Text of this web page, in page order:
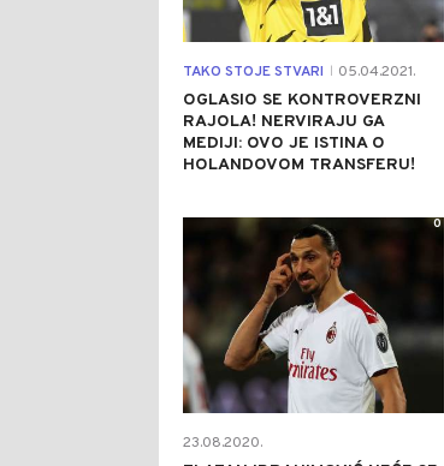
TAKO STOJE STVARI 05.04.2021.
OGLASIO SE KONTROVERZNI
RAJOLA! NERVIRAJU GA
MEDIJI: OVO JE ISTINA O
HOLANDOVOM TRANSFERU!
23.08.2020.
0